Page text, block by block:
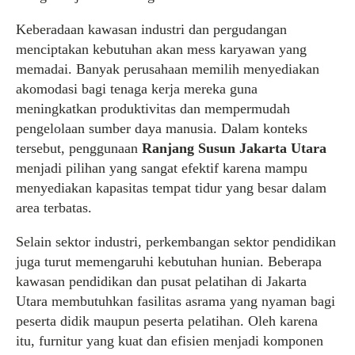
Keberadaan kawasan industri dan pergudangan
menciptakan kebutuhan akan mess karyawan yang
memadai. Banyak perusahaan memilih menyediakan
akomodasi bagi tenaga kerja mereka guna
meningkatkan produktivitas dan mempermudah
pengelolaan sumber daya manusia. Dalam konteks
tersebut, penggunaan Ranjang Susun Jakarta Utara
menjadi pilihan yang sangat efektif karena mampu
menyediakan kapasitas tempat tidur yang besar dalam
area terbatas.
Selain sektor industri, perkembangan sektor pendidikan
juga turut memengaruhi kebutuhan hunian. Beberapa
kawasan pendidikan dan pusat pelatihan di Jakarta
Utara membutuhkan fasilitas asrama yang nyaman bagi
peserta didik maupun peserta pelatihan. Oleh karena
itu, furnitur yang kuat dan efisien menjadi komponen